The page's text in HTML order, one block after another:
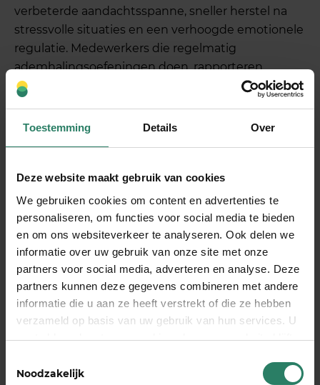
Toestemming Details Over
Deze website maakt gebruik van cookies
We gebruiken cookies om content en advertenties te
personaliseren, om functies voor social media te bieden
en om ons websiteverkeer te analyseren. Ook delen we
informatie over uw gebruik van onze site met onze
partners voor social media, adverteren en analyse. Deze
partners kunnen deze gegevens combineren met andere
informatie die u aan ze heeft verstrekt of die ze hebben
verzameld op basis van uw gebruik van hun services. U
gaat akkoord met onze cookies als u onze website blijft
Noodzakelijk
verbeterde aandachtsspanne, sneller herstel na
stressvolle situaties en een verhoogde emotionele
regulatie. Medewerkers die regelmatig
ademhalingsoefeningen doen, rapporteren
minder burn-outklachten en ervaren meer
Welke
ademhalingstechnieken
helpen het beste bij acute
werkstress en deadlinedruk?
Bij acute werkstress zijn box breathing (4-4-4-4-
patroon), coherente ademhaling en de ‘nood-
resettechniek’ het meest effectief. Deze
zenuwstelsel snel kalmeren.